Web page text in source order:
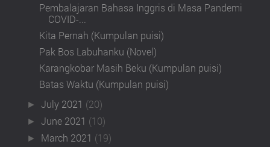
Pembalajaran Bahasa Inggris di Masa Pandemi
COVID-...
Kita Pernah (Kumpulan puisi)
Pak Bos Labuhanku (Novel)
Karangkobar Masih Beku (Kumpulan puisi)
Batas Waktu (Kumpulan puisi)
►July 2021 (20)
►June 2021 (10)
► March 2021 (19)